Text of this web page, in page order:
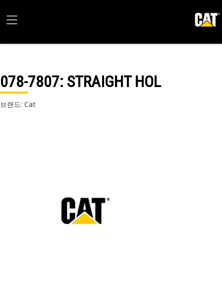
078-7807: STRAIGHT HOL
브랜드: Cat